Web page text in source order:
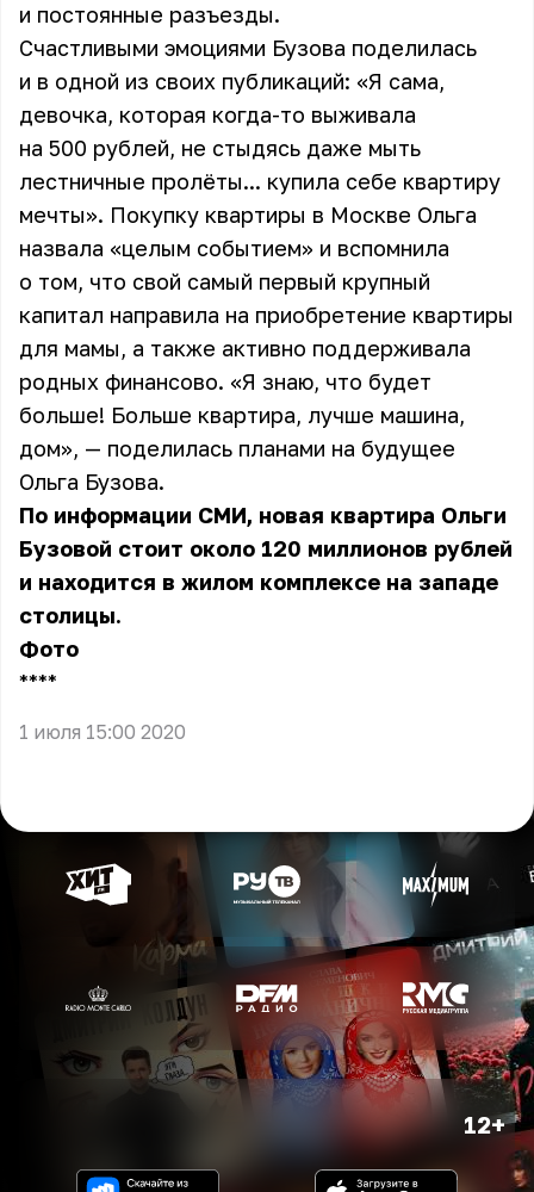
и постоянные разъезды.
Счастливыми эмоциями Бузова поделилась
и в одной из своих публикаций: «Я сама,
девочка, которая когда-то выживала
на 500 рублей, не стыдясь даже мыть
лестничные пролёты... купила себе квартиру
мечты». Покупку квартиры в Москве Ольга
назвала «целым событием» и вспомнила
о том, что свой самый первый крупный
капитал направила на приобретение квартиры
для мамы, а также активно поддерживала
родных финансово. «Я знаю, что будет
больше! Больше квартира, лучше машина,
дом», — поделилась планами на будущее
Ольга Бузова.
По информации СМИ, новая квартира Ольги
Бузовой стоит около 120 миллионов рублей
и находится в жилом комплексе на западе
столицы.
Фото
** **
1 июля 15:00 2020
12+